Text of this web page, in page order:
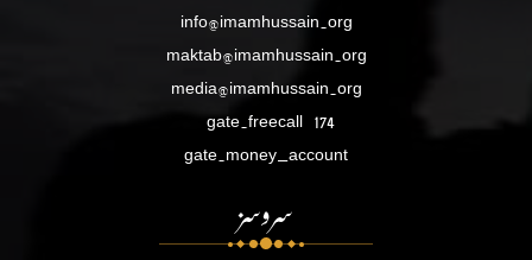
info@imamhussain.org
maktab@imamhussain.org
media@imamhussain.org
gate.freecall 174
gate.money_account
سروسز